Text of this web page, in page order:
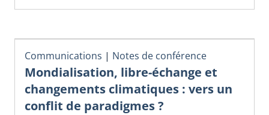
Communications | Notes de conférence
Mondialisation, libre-échange et
changements climatiques : vers un
conflit de paradigmes ?